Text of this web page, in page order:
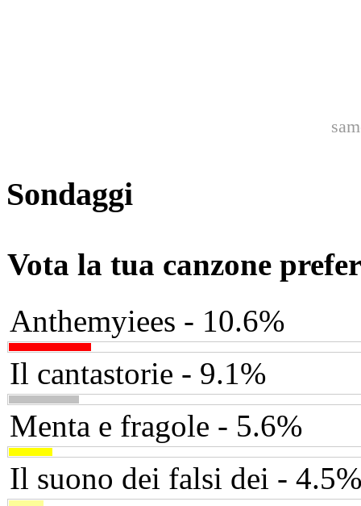
Sondaggi
Vota la tua canzone
Anthemyiees - 10.6%
Il cantastorie - 9.1%
Menta e fragole - 5.6%
Il suono dei falsi dei - 4.5%